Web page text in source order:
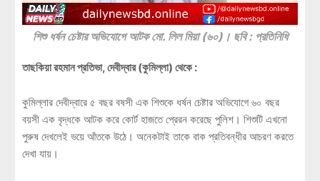
শিশু ধর্ষন চেষ্টার অভিযোগে আটক মো. লিল মিয়া (৬০)। ছবি : প্রতিনিধি
তাছকিয়া রহমান প্রতিভা, দেবীদ্বার (কুমিল্লা) থেকে :
কুমিল্লার দেবীদ্বারে ৫ বছর বষসী এক শিশুকে ধর্ষন চেষ্টার অভিযোগে ৬০ বছর
বয়সী এক বৃদ্ধকে আটক করে কোর্ট হাজতে প্রেরন করেছে পুলিশ। শিশুটি এখনো
পুরুষ দেখলেই ভয়ে আঁতকে উঠে। অনেকটাই তাকে বাক প্রতিবন্ধীর আচরণ করতে
দেখা যায়।